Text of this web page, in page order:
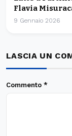
Flavia
9 Gennaio 2026
LASCIA UN
Commento *